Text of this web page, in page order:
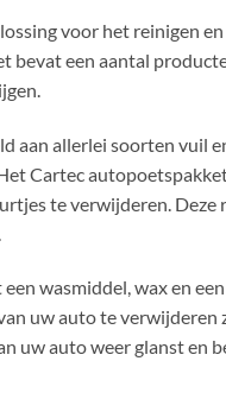
voor het reinigen
bevat een aantal
aan allerlei soorten vuil
Cartec
te verwijderen.
wasmiddel, wax en
uw auto te verwijderen
uw auto weer glanst en